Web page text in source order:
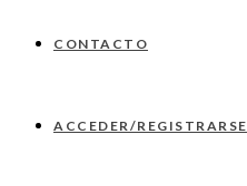
CONTACTO
ACCEDER/REGISTRARSE